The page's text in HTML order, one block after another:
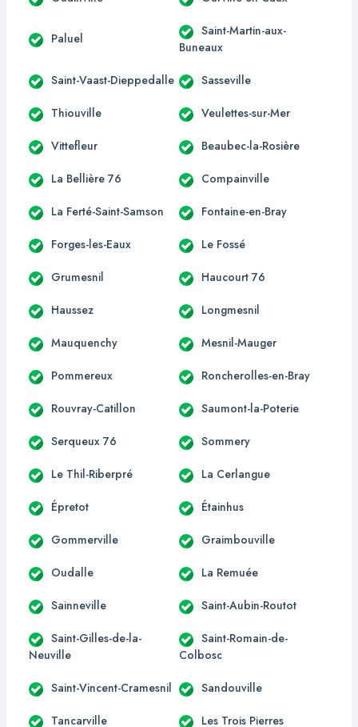
Paluel
Saint-Martin-aux-
Buneaux
Saint-Vaast-Dieppedalle Sasseville
Thiouville Veulettes-sur-Mer
Vittefleur Beaubec-la-Rosière
La Bellière 76 Compainville
La Ferté-Saint-Samson Fontaine-en-Bray
Forges-les-Eaux Le Fossé
Grumesnil Haucourt 76
Haussez Longmesnil
Mauquenchy Mesnil-Mauger
Pommereux Roncherolles-en-Bray
Rouvray-Catillon Saumont-la-Poterie
Serqueux 76 Sommery
Le Thil-Riberpré La Cerlangue
Épretot Étainhus
Gommerville Graimbouville
Oudalle La Remuée
Sainneville Saint-Aubin-Routot
Saint-Gilles-de-la-
Neuville
Saint-Romain-de-
Colbosc
Saint-Vincent-Cramesnil Sandouville
Tancarville Les Trois Pierres